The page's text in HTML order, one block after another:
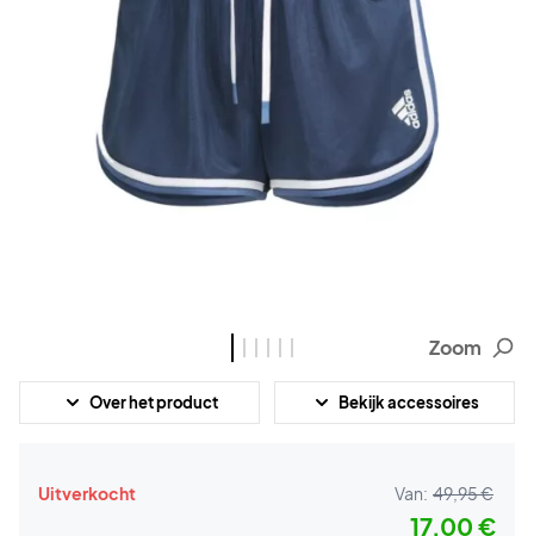
Zoom
Over het product Bekijk accessoires
Uitverkocht Van: 49,95 €
17,00 €